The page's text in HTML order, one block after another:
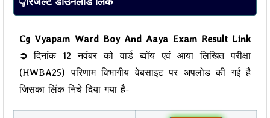
Cg Vyapam Ward Boy And Aaya Exam Result Link
➲ दिनांक 12 नवंबर को वार्ड ब्वॉय एवं आया लिखित परीक्षा
(HWBA25) परिणाम विभागीय वेबसाइट पर अपलोड की गई है
जिसका लिंक निचे दिया गया है-